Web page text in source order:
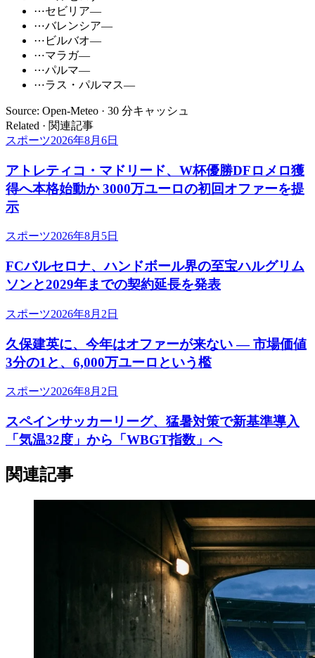
⋯セビリア—
⋯バレンシア—
⋯ ビルバオ—
⋯マラガ—
⋯パルマ—
⋯ラス・パルマス—
Source: Open-Meteo · 30 分キャッシュ
Related · 関連記事
スポーツ2026年8月6日
アトレティコ・マドリード、W杯優勝DFロメロ獲
得へ本格始動か 3000万ユーロの初回オファーを提
示
スポーツ2026年8月5日
FCバルセロナ、ハンドボール界の至宝ハルグリム
ソンと2029年までの契約延長を発表
スポーツ2026年8月2日
久保建英に、今年はオファーが来ない ― 市場価値
3分の1と、6,000万ユーロという檻
スポーツ2026年8月2日
スペインサッカーリーグ、猛暑対策で新基準導入
「気温32度」から「WBGT指数」へ
関連記事